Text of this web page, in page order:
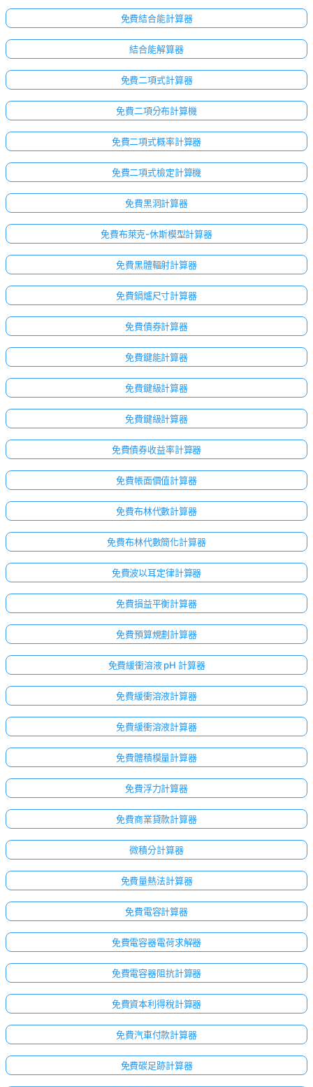
題
提
您
第
個
題
免費結合能計算器
結合能解算器
免費二項式計算器
免費二項分布計算機
免費二項式概率計算器
免費二項式檢定計算機
免費黑洞計算器
免費布萊克-休斯模型計算器
免費黑體輻射計算器
免費鍋爐尺寸計算器
免費債券計算器
免費鍵能計算器
免費鍵級計算器
免費鍵級計算器
免費債券收益率計算器
免費帳面價值計算器
免費布林代數計算器
免費布林代數簡化計算器
免費波以耳定律計算器
免費損益平衡計算器
免費預算規劃計算器
免費緩衝溶液 pH 計算器
免費緩衝溶液計算器
免費緩衝溶液計算器
免費體積模量計算器
免費浮力計算器
免費商業貸款計算器
微積分計算器
免費量熱法計算器
免費電容計算器
免費電容器電荷求解器
免費電容器阻抗計算器
免費資本利得稅計算器
免費汽車付款計算器
免費碳足跡計算器